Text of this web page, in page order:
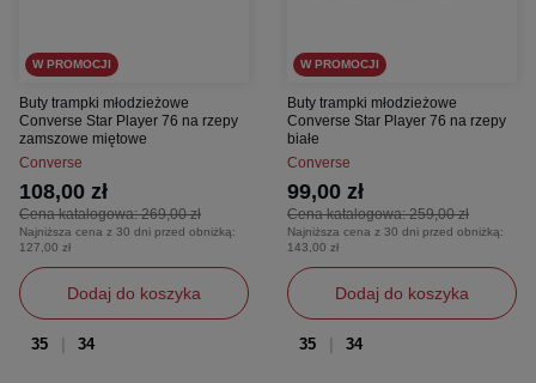
W PROMOCJI
Buty trampki młodzieżowe
Converse Star Player 76 na rzepy
zamszowe miętowe
Converse
Cena katalogowa:269,00 zł
108,00 zł
Najniższa cena z 30 dni przed obniżką:
127,00 zł
Dodaj do koszyka
35 34
W PROMOCJI
Buty trampki młodzieżowe
Converse Star Player 76 na rzepy
białe
Converse
Cena katalogowa:259,00 zł
99,00 zł
Najniższa cena z 30 dni przed obniżką:
143,00 zł
Dodaj do koszyka
35 34